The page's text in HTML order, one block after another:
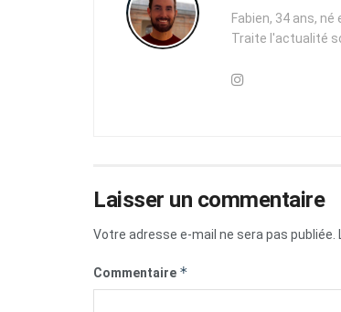
Fabien, 34 ans,
Traite l'actualité
Laisser un commentaire
Votre adresse e-mail ne sera pas publiée.
Commentaire *